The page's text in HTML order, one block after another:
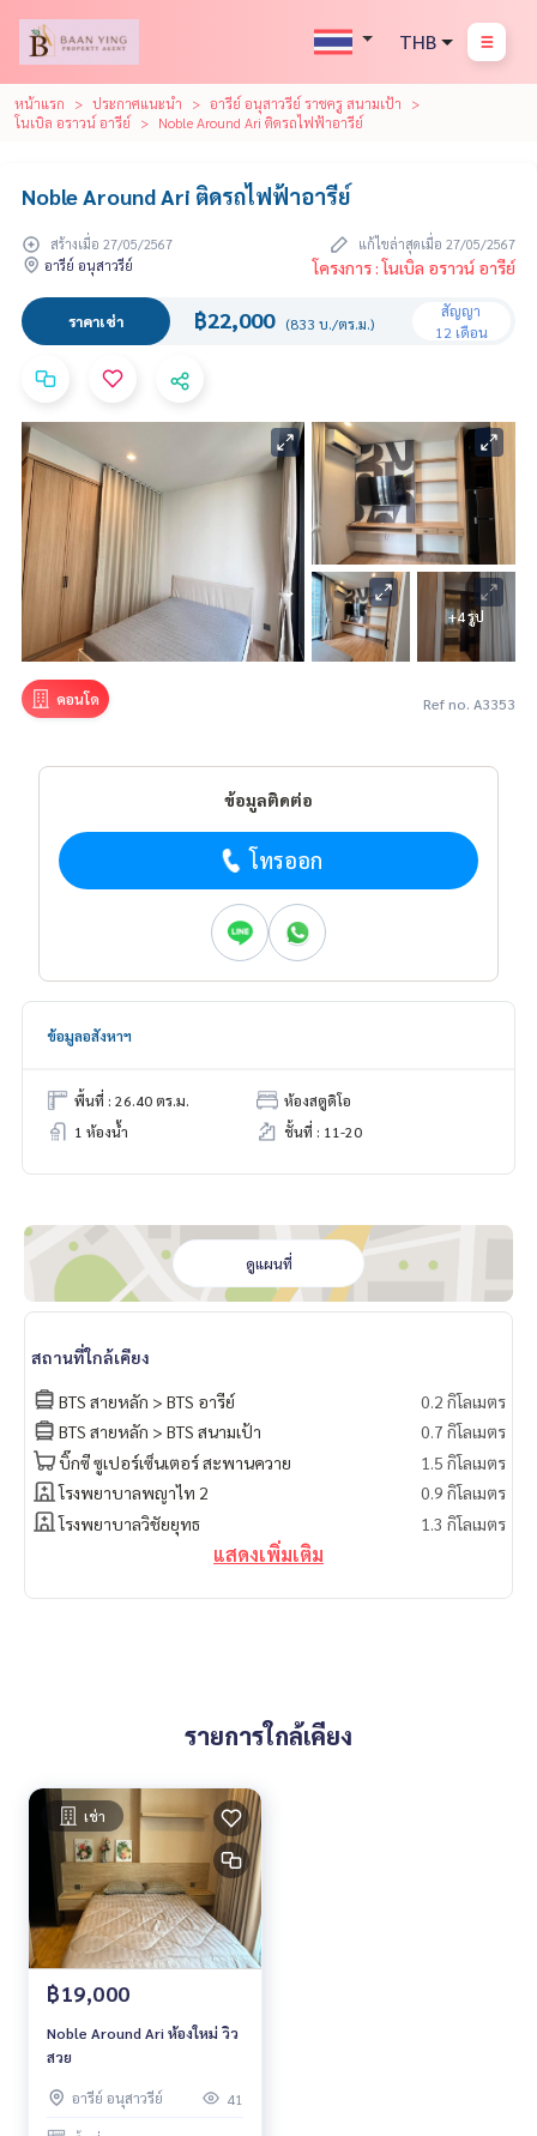
THB
หน้าแรก ประกาศแนะนำ
อารีย์ อนุสาวรีย์ ราชครู สนามเป้า
โนเบิล อราวน์ อารีย์
Noble Around Ari ติดรถไฟฟ้าอารีย์
Noble Around Ari ติดรถไฟฟ้าอารีย์
สร้างเมื่อ 27/05/2567
แก้ไขล่าสุดเมื่อ 27/05/2567
อารีย์ อนุสาวรีย์
โครงการ : โนเบิล อราวน์ อารีย์
ราคาเช่า ฿22,000 (833 บ./ตร.ม.)
สัญญา
12 เดือน
+4 รูป
คอนโด Ref no. A3353
ข้อมูลติดต่อ
โทรออก
ข้อมูลอสังหาฯ
พื้นที่ : 26.40 ตร.ม.
ห้องสตูดิโอ
1 ห้องน้ำ
ชั้นที่ : 11-20
ดูแผนที่
สถานที่ใกล้เคียง
BTS สายหลัก > BTS อารีย์
0.2 กิโลเมตร
BTS สายหลัก > BTS สนามเป้า
0.7 กิโลเมตร
บิ๊กซี ซูเปอร์เซ็นเตอร์ สะพานควาย
1.5 กิโลเมตร
โรงพยาบาลพญาไท 2
0.9 กิโลเมตร
โรงพยาบาลวิชัยยุทธ
1.3 กิโลเมตร
แสดงเพิ่มเติม
รายการใกล้เคียง
เช่า
฿19,000
Noble Around Ari ห้องใหม่ วิว
สวย
อารีย์ อนุสาวรีย์ 41